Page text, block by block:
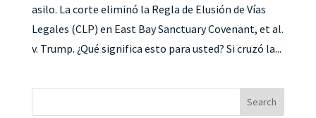
asilo. La corte eliminó la Regla de Elusión de Vías
Legales (CLP) en East Bay Sanctuary Covenant, et al.
v. Trump. ¿Qué significa esto para usted? Si cruzó la...
Search